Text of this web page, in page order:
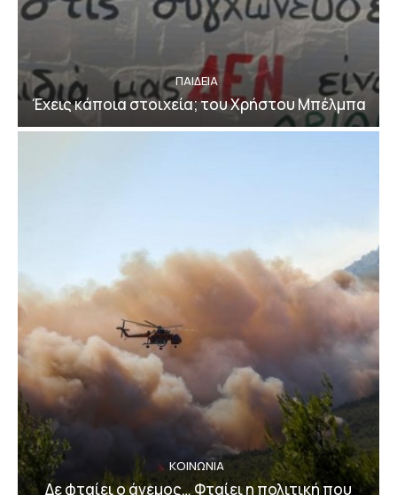
ΠΑΙΔΕΙΑ
Έχεις κάποια στοιχεία; του Χρήστου Μπέλμπα
ΚΟΙΝΩΝΙΑ
Δε φταίει ο άνεμος… Φταίει η πολιτική που